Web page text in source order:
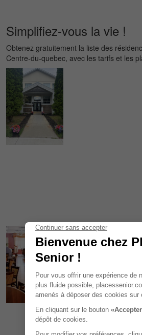
Simplifiez-vous la vie !
Obtenez gratuitement la liste des
Centre-du-quebec, avec les tarifs et les